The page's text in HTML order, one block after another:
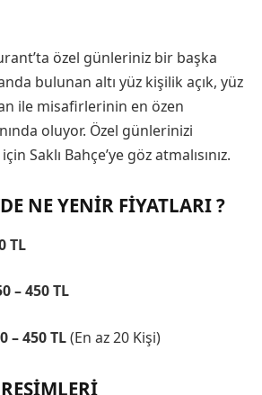
özel günleriniz bir başka
bulunan altı yüz kişilik açık, yüz
ile misafirlerinin en özen
oluyor. Özel günlerinizi
Saklı Bahçe’ye göz atmalısınız.
NE YENIR FIYATLARI ?
TL
– 450 TL
– 450 TL(En az 20 Kişi)